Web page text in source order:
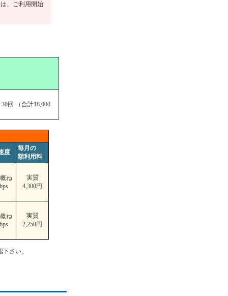
、ご利用開始
回 （合計18,000
度
毎月の
額利用料
ね
実質
4,300円
ね
実質
2,250円
さい。